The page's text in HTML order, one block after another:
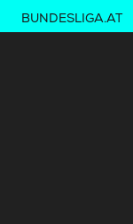
BUNDESLIGA.AT